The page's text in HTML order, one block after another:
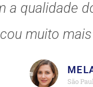
a qualidade
muito
São